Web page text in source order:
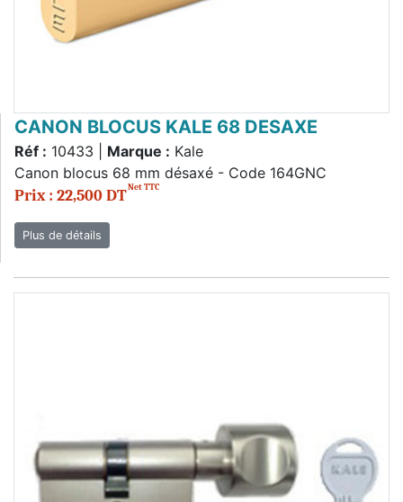
CANON BLOCUS KALE 68 DESAXE
Réf : 10433 | Marque : Kale
Canon blocus 68 mm désaxé - Code 164GNC
Prix : 22,500 DTNet TTC
Plus de détails